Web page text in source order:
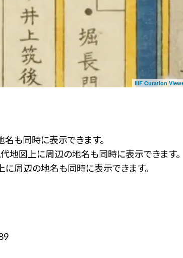
IIIF Curation
も同時に表示できます。
代地図上に周辺の地名も同時に表示できます。
に周辺の地名も同時に表示できます。